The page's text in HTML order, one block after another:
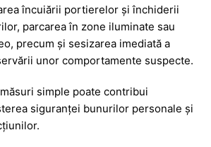
încuiării portierelor și închiderii
parcarea în zone iluminate sau
precum și sesizarea imediată a
unor comportamente suspecte.
simple poate contribui
siguranței bunurilor personale și